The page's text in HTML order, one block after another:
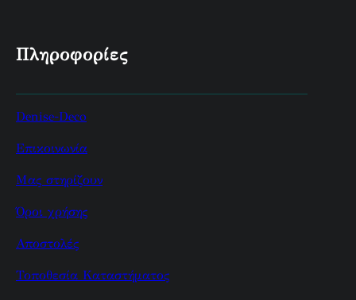
Πληροφορίες
Denise-Deco
Επικοινωνία
Μας στηρίζουν
Όροι χρήσης
Αποστολές
Τοποθεσία Καταστήματος